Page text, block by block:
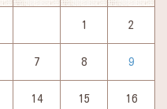
1 2
7 8 9
14 15 16